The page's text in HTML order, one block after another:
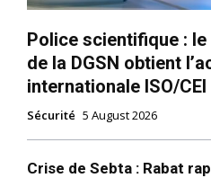
Police scientifique :
de la DGSN obtient
internationale ISO/CEI
Sécurité 5 August 2026
Crise de Sebta : Rabat